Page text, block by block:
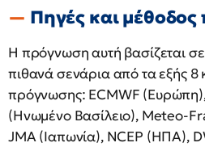
Πηγές και
Η πρόγνωση αυτή βασίζεται
πιθανά σενάρια από τα εξής 8
πρόγνωσης: ECMWF
(Ηνωμένο Βασίλειο), Meteo-
JMA (Ιαπωνία), NCEP (ΗΠΑ),